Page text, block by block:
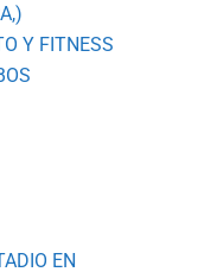
Y FITNESS
EN